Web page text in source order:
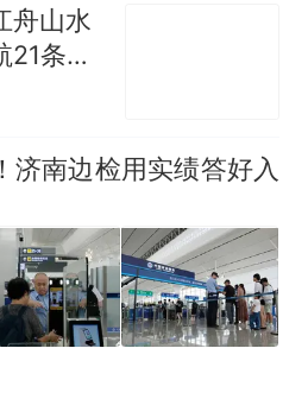
一句“跟我回家”改写了
舟山水
21条，
济南边检用实绩答好入